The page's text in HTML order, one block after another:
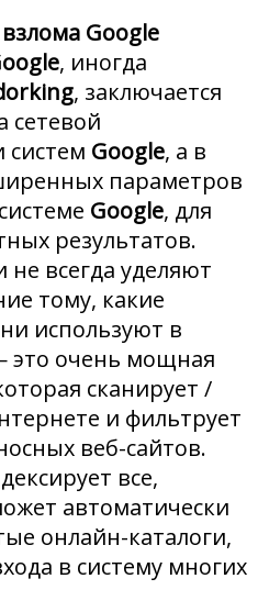
Google
, иногда
, заключается
сетевой
систем Google, а в
параметров
Google, для
результатов.
всегда уделяют
тому, какие
используют в
это очень мощная
сканирует /
и фильтрует
веб-сайтов.
все,
автоматически
онлайн-каталоги,
в систему многих